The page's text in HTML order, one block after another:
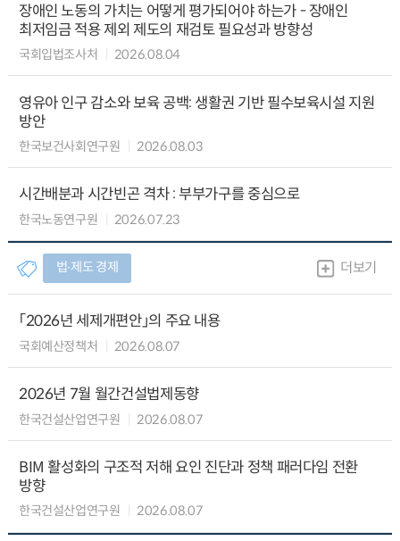
장애인 노동의 가치는 어떻게 평가되어야 하는가 - 장애인
최저임금 적용 제외 제도의 재검토 필요성과 방향성
국회입법조사처 2026.08.04
영유아 인구 감소와 보육 공백: 생활권 기반 필수보육시설 지원
방안
한국보건사회연구원 2026.08.03
시간배분과 시간빈곤 격차 : 부부가구를 중심으로
한국노동연구원 2026.07.23
법∙제도 경제 더보기
「2026년 세제개편안」의 주요 내용
국회예산정책처 2026.08.07
2026년 7월 월간건설법제동향
한국건설산업연구원 2026.08.07
BIM 활성화의 구조적 저해 요인 진단과 정책 패러다임 전환
방향
한국건설산업연구원 2026.08.07